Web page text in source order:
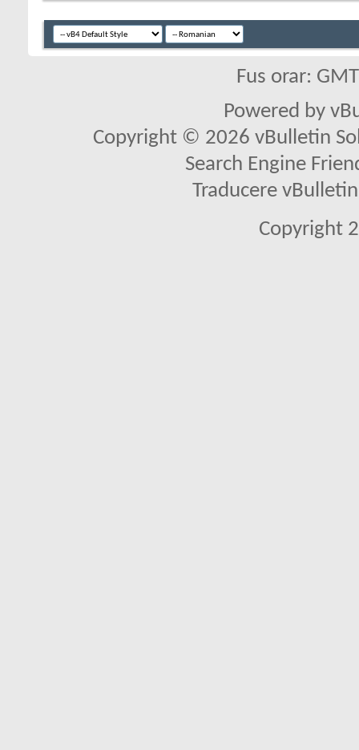
Fus orar:
Powered by
Copyright © 2026 vBulletin
Search Engine
Traducere
Copyright